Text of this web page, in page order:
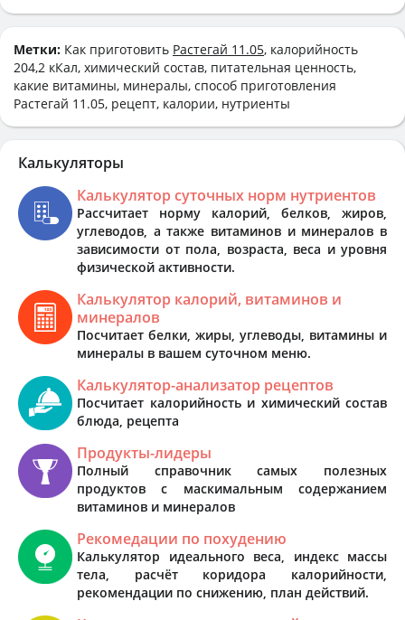
Метки: Как приготовить Растегай 11.05, калорийность
204,2 кКал, химический состав, питательная ценность,
какие витамины, минералы, способ приготовления
Растегай 11.05, рецепт, калории, нутриенты
Калькуляторы
Калькулятор суточных норм нутриентов
Рассчитает норму калорий, белков, жиров,
углеводов, а также витаминов и минералов в
зависимости от пола, возраста, веса и уровня
физической активности.
Калькулятор калорий, витаминов и
минералов
Посчитает белки, жиры, углеводы, витамины и
минералы в вашем суточном меню.
Калькулятор-анализатор рецептов
Посчитает калорийность и химический состав
блюда, рецепта
Продукты-лидеры
Полный справочник самых полезных
продуктов с маскимальным содержанием
витаминов и минералов
Рекомедации по похудению
Калькулятор идеального веса, индекс массы
тела, расчёт коридора калорийности,
рекомендации по снижению, план действий.